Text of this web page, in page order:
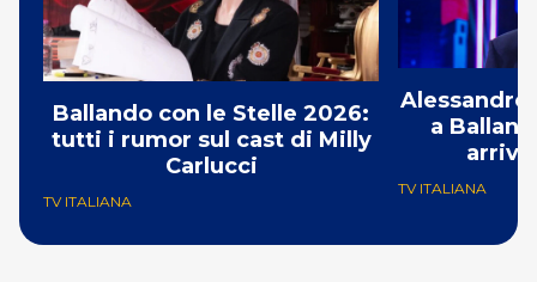
Ballando con le Stelle 2026:
tutti i rumor sul cast di Milly
Carlucci
TV ITALIANA
Alessandro
a
TV ITALIANA